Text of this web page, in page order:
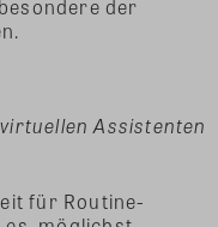
der
Assistenten
für Routine-